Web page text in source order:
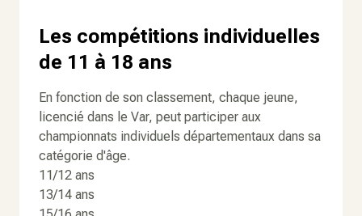
Les compétitions individuelles
de 11 à 18 ans
En fonction de son classement, chaque jeune,
licencié dans le Var, peut participer aux
championnats individuels départementaux dans sa
catégorie d'âge.
11/12 ans
13/14 ans